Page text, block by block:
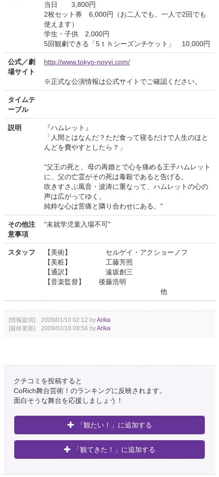
当日 3,800円
2枚セット券 6,000円（お二人でも、一人で2回でも
使えます）
学生・子供 2,000円
5回観劇できる「5ｔｈシーズンチケット」 10,000円
公式／劇
場サイト
http://www.tokyo-novyi.com/
※正式な公演情報は公式サイトでご確認ください。
タイムテ
ーブル
説明
『ハムレット』
「人間とはなんだ？ただ食って寝るだけで人生のほと
んどを費やすとしたら？」
"父王の死と、母の再婚とで心を痛める王子ハムレット
に、父の亡霊がその死は毒殺であると告げる。
吹きすさぶ風音・波涛に重なって、ハムレットの心の
声は広がってゆく。
純粋な心は苦痛と隣り合わせにある。"
その他注
意事項
"未就学児童入場不可"
スタッフ
【美術】 セルゲイ・アクショーノフ
【美粧】 工藤芳照
【通訳】 遠坂創三
【音楽監督】 後藤浩明
他
[情報提供] 2009/01/10 02:12 byArika
[最終更新] 2009/02/18 08:56 byArika
クチコミを投稿すると
CoRich舞台芸術！のランキングに反映されます。
面白そうな舞台を応援しましょう！
「観たい！」に追加する
「観てきた！」に追加する